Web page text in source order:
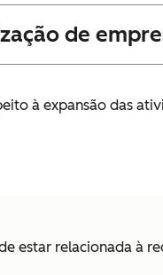
de
à expansão das
estar relacionada à